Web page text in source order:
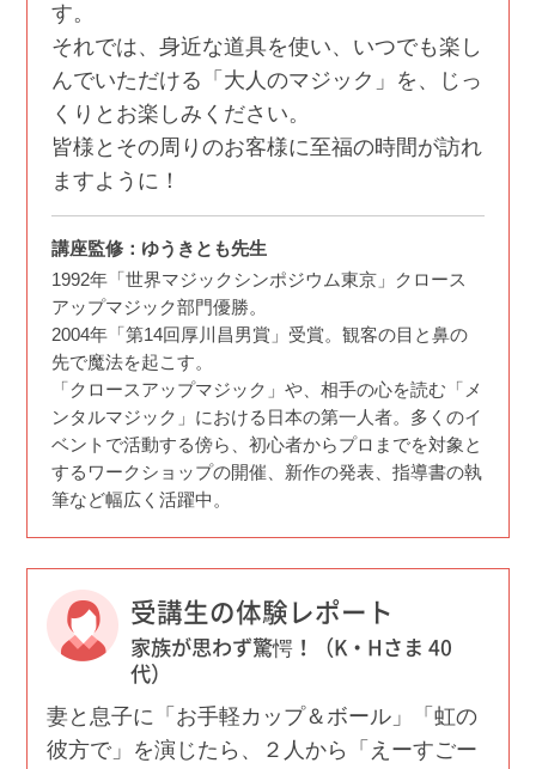
す。
それでは、身近な道具を使い、いつでも楽し
んでいただける「大人のマジック」を、じっ
くりとお楽しみください。
皆様とその周りのお客様に至福の時間が訪れ
ますように！
講座監修：ゆうきとも先生
1992年「世界マジックシンポジウム東京」クロース
アップマジック部門優勝。
2004年「第14回厚川昌男賞」受賞。観客の目と鼻の
先で魔法を起こす。
「クロースアップマジック」や、相手の心を読む「メ
ンタルマジック」における日本の第一人者。多くのイ
ベントで活動する傍ら、初心者からプロまでを対象と
するワークショップの開催、新作の発表、指導書の執
筆など幅広く活躍中。
受講生の体験レポート
家族が思わず驚愕！（K・Hさま 40
代）
妻と息子に「お手軽カップ＆ボール」「虹の
彼方で」を演じたら、２人から「えーすごー